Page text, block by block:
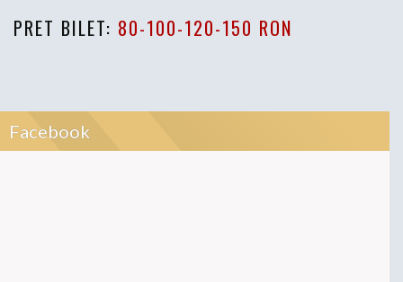
PRET BILET: 80-100-120-150 RON
Facebook